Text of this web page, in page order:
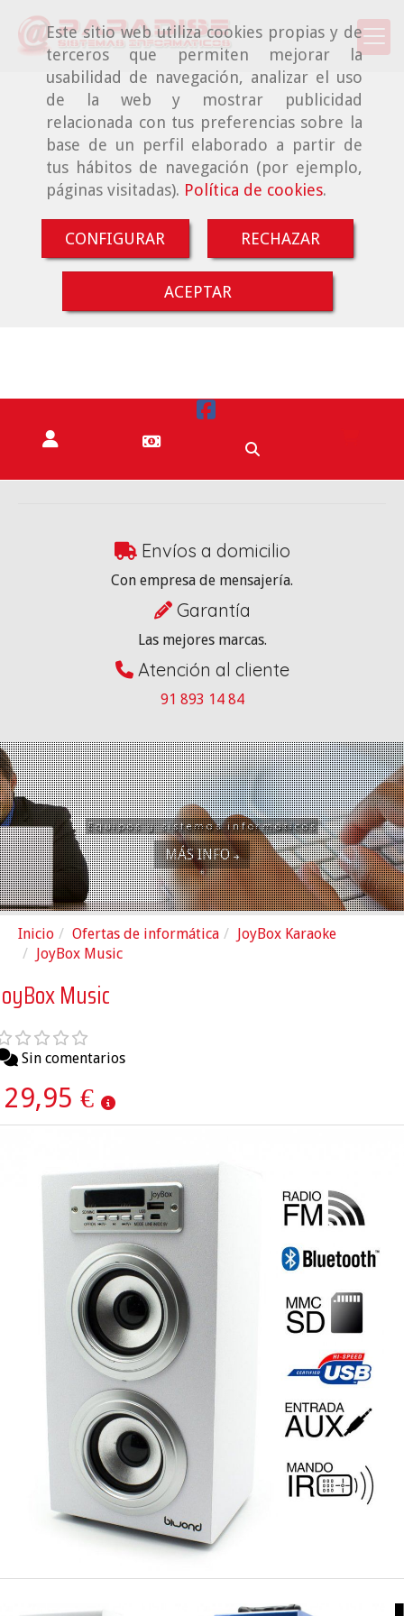
Este sitio web utiliza cookies propias y de
terceros que permiten mejorar la
usabilidad de navegación, analizar el uso
de la web y mostrar publicidad
relacionada con tus preferencias sobre la
base de un perfil elaborado a partir de
tus hábitos de navegación (por ejemplo,
páginas visitadas). Política de cookies.
CONFIGURAR RECHAZAR
ACEPTAR
Envíos a domicilio
Con empresa de mensajería.
Garantía
Las mejores marcas.
Atención al cliente
91 893 14 84
Equipos y sistemas informáticos
MÁS INFO
Inicio Ofertas de informática
JoyBox Karaoke
JoyBox Music
Music
Sin comentarios
29,95 €